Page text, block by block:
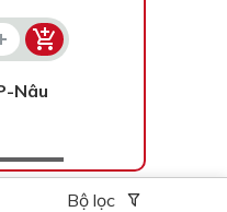
Nâu
Bộ lọc